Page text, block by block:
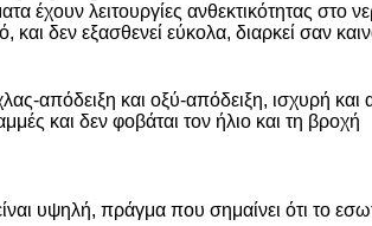
έχουν λειτουργίες ανθεκτικότητας στο
δεν εξασθενεί εύκολα, διαρκεί σαν
απόδειξη και οξύ-απόδειξη, ισχυρή και
και δεν φοβάται τον ήλιο και τη βροχή
υψηλή, πράγμα που σημαίνει ότι το